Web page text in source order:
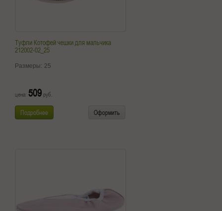
Туфли Котофей чешки для мальчика
212002-02_25
Размеры: 25
цена: 509 руб.
Подробнее Оформить